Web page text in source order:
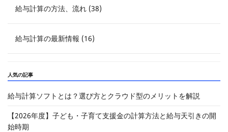
給与計算の方法、流れ (38)
給与計算の最新情報 (16)
人気の記事
給与計算ソフトとは？選び方とクラウド型のメリットを解説
【2026年度】子ども・子育て支援金の計算方法と給与天引きの開
始時期